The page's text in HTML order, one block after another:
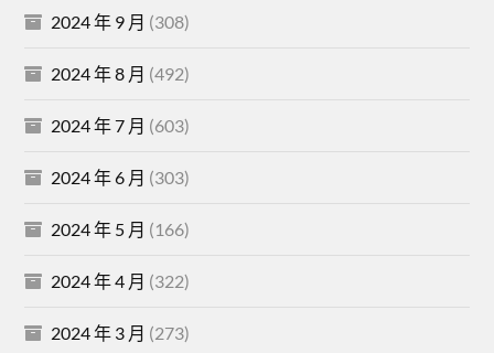
2024 年 9 月 (308)
2024 年 8 月 (492)
2024 年 7 月 (603)
2024 年 6 月 (303)
2024 年 5 月 (166)
2024 年 4 月 (322)
2024 年 3 月 (273)